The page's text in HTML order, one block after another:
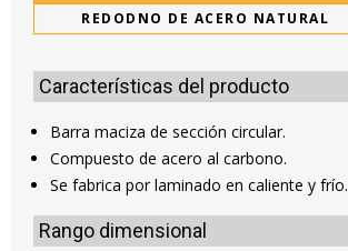
REDODNO DE ACERO NATURAL
Características del producto
Barra maciza de sección circular.
Compuesto de acero al carbono.
Se fabrica por laminado en caliente y frío.
Rango dimensional